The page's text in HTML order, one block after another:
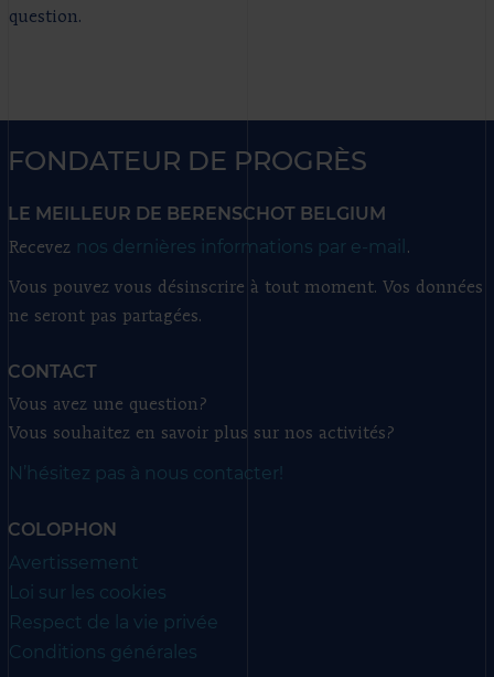
question.
FONDATEUR DE PROGRÈS
LE MEILLEUR DE BERENSCHOT BELGIUM
Recevez nos dernières informations par e-mail .
Vous pouvez vous désinscrire à tout moment. Vos données
ne seront pas partagées.
CONTACT
Vous avez une question?
Vous souhaitez en savoir plus sur nos activités?
N’hésitez pas à nous contacter!
COLOPHON
Avertissement
Loi sur les cookies
Respect de la vie privée
Conditions générales